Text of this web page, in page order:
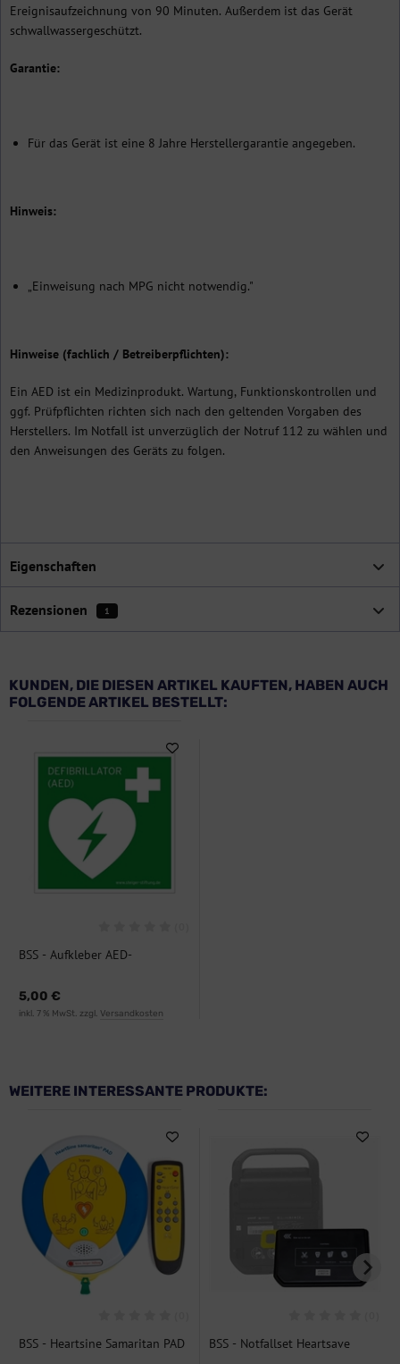
Ereignisaufzeichnung von 90 Minuten. Außerdem ist das Gerät
schwallwassergeschützt.
Garantie:
Für das Gerät ist eine 8 Jahre Herstellergarantie angegeben.
Hinweis:
„Einweisung nach MPG nicht notwendig."
Hinweise (fachlich / Betreiberpflichten):
Ein AED ist ein Medizinprodukt. Wartung, Funktionskontrollen und
ggf. Prüfpflichten richten sich nach den geltenden Vorgaben des
Herstellers. Im Notfall ist unverzüglich der Notruf 112 zu wählen und
den Anweisungen des Geräts zu folgen.
Eigenschaften
Rezensionen 1
KUNDEN, DIE DIESEN ARTIKEL KAUFTEN, HABEN AUCH
FOLGENDE ARTIKEL BESTELLT:
BSS - Aufkleber AED-
5,00 €
inkl. 7 % MwSt. zzgl. Versandkosten
WEITERE INTERESSANTE PRODUKTE:
BSS - Heartsine Samaritan PAD
BSS - Notfallset Heartsave